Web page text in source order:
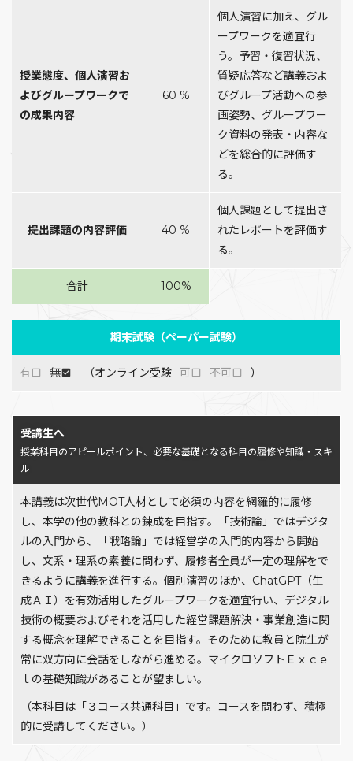
授業態度、個人演習お
よびグループワークで
の成果内容
60 %
個人演習に加え、グル
ープワークを適宜行
う。予習・復習状況、
質疑応答など講義およ
びグループ活動への参
画姿勢、グループワー
ク資料の発表・内容な
どを総合的に評価す
る。
提出課題の内容評価 40 %
個人課題として提出さ
れたレポートを評価す
る。
合計 100%
期末試験（ペーパー試験）
有 無 （オンライン受験 可 不可 ）
受講生へ
授業科目のアピールポイント、必要な基礎となる科目の履修や知識・スキ
ル
本講義は次世代MOT人材として必須の内容を網羅的に履修
し、本学の他の教科との錬成を目指す。「技術論」ではデジタ
ルの入門から、「戦略論」では経営学の入門的内容から開始
し、文系・理系の素養に問わず、履修者全員が一定の理解をで
きるように講義を進行する。個別演習のほか、ChatGPT（生
成ＡＩ）を有効活用したグループワークを適宜行い、デジタル
技術の概要およびそれを活用した経営課題解決・事業創造に関
する概念を理解できることを目指す。そのために教員と院生が
常に双方向に会話をしながら進める。マイクロソフトＥｘｃｅ
ｌの基礎知識があることが望ましい。
（本科目は「３コース共通科目」です。コースを問わず、積極
的に受講してください。）